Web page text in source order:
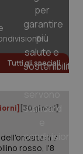
Tutti gli speciali
[30 giorni]
il 7
rosso, l'8
2